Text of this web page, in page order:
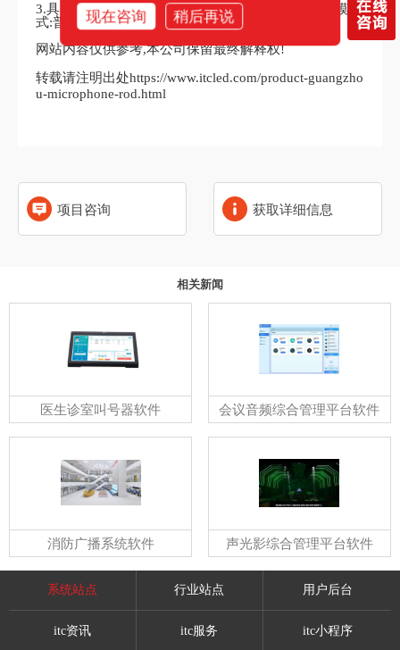
3.具备抗手机、电磁、高频干扰能力；具有4种发言模
式:普通模式、先进先出模式、自由模式、申请模式。
网站内容仅供参考,本公司保留最终解释权!
转载请注明出处https://www.itcled.com/product-guangzho
u-microphone-rod.html
项目咨询 获取详细信息
相关新闻
医生诊室叫号器软件 会议音频综合管理平台软件
消防广播系统软件 声光影综合管理平台软件
系统站点 行业站点 用户后台
itc资讯 itc服务 itc小程序
现在咨询 稍后再说